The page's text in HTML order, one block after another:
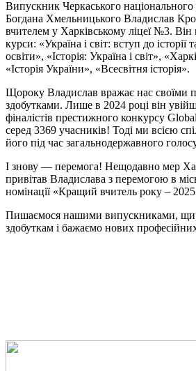
Випускник Черкаського національного
Богдана Хмельницького Владислав
вчителем у Харківському ліцеї №3. Він
курси: «Україна і світ: вступ до історії
освіти», «Історія: Україна і світ»,
«Історія України», «Всесвітня історія».
Щороку Владислав вражає нас своїми
здобутками. Лише в 2024 році він
фіналістів престижного конкурсу
серед 3369 учасників! Тоді ми всією
його під час загальнодержавного
І знову — перемога! Нещодавно мер
привітав Владислава з перемогою в
номінації «Кращий вчитель року –
Пишаємося нашими випускниками,
здобуткам і бажаємо нових